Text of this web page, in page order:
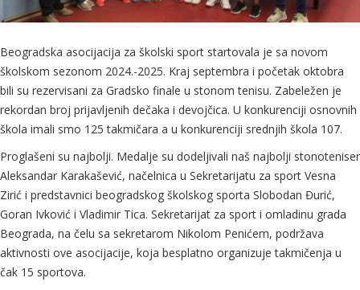
Beogradska asocijacija za školski sport startovala je sa novom
školskom sezonom 2024.-2025. Kraj septembra i početak oktobra
bili su rezervisani za Gradsko finale u stonom tenisu. Zabeležen je
rekordan broj prijavljenih dečaka i devojčica. U konkurenciji osnovnih
škola imali smo 125 takmičara a u konkurenciji srednjih škola 107.
Proglašeni su najbolji. Medalje su dodeljivali naš najbolji stonoteniser
Aleksandar Karakašević, načelnica u Sekretarijatu za sport Vesna
Zirić i predstavnici beogradskog školskog sporta Slobodan Đurić,
Goran Ivković i Vladimir Tica. Sekretarijat za sport i omladinu grada
Beograda, na čelu sa sekretarom Nikolom Penićem, podržava
aktivnosti ove asocijacije, koja besplatno organizuje takmičenja u
čak 15 sportova.